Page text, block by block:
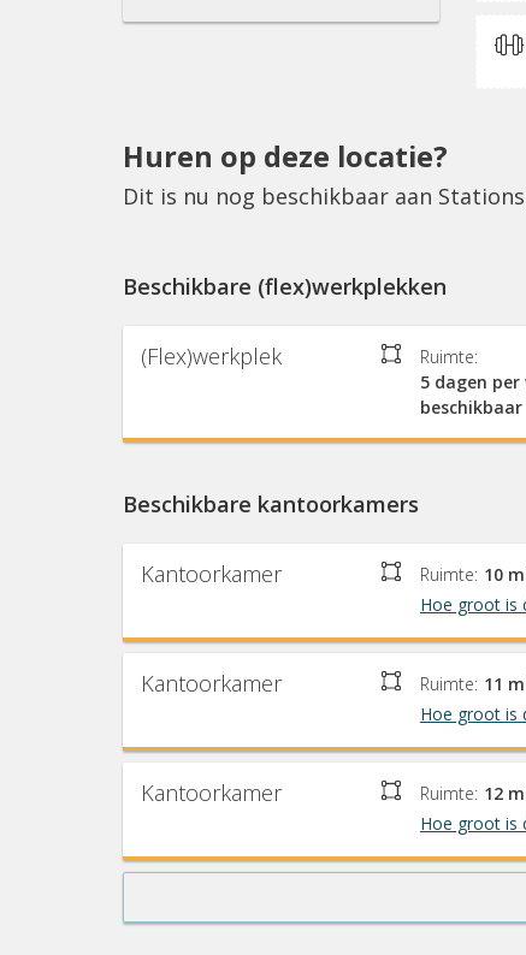
Huren op deze locatie?
Dit is nu nog beschikbaar aan
Beschikbare (flex)werkplekken
(Flex)werkplek
Ruimte:
5 dagen per
beschikbaar
Beschikbare kantoorkamers
Kantoorkamer Ruimte: 10 m
Hoe groot is
Kantoorkamer Ruimte: 11 m
Hoe groot is
Kantoorkamer Ruimte: 12 m
Hoe groot is